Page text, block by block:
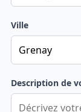
Ville
Description de